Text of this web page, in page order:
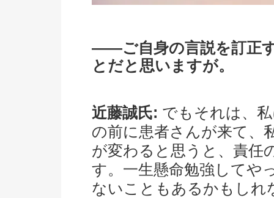
――ご自身の言説を訂正
とだと思いますが。
近藤誠氏: でもそれは、
の前に患者さんが来て、
が変わると思うと、責任
す。一生懸命勉強してや
ないこともあるかもしれ